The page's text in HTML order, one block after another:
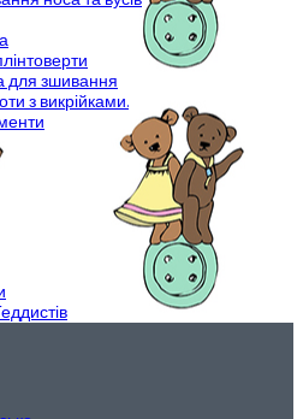
для зшивання
з викрійками.